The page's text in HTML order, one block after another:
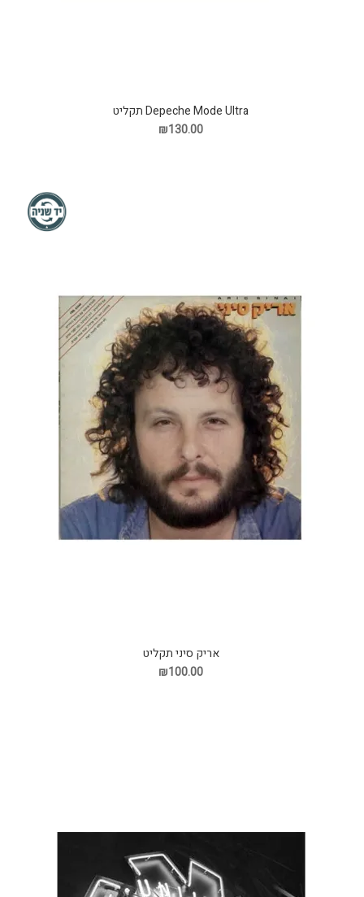
Depeche Mode Ultra תקליט
₪130.00
אריק סיני תקליט
₪100.00